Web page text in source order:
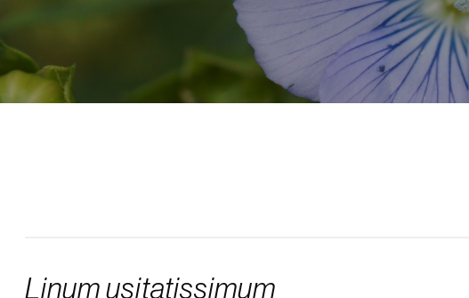
Linum usitatissimum